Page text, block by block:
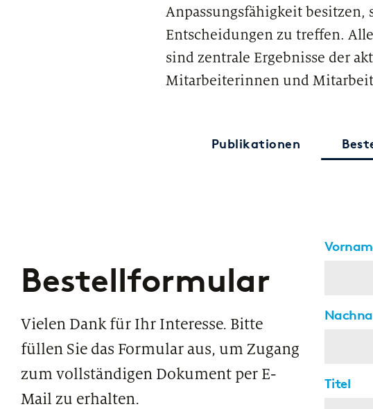
Anpassungsfähigkeit
Entscheidungen zu treffen.
sind zentrale Ergebnisse der
Mitarbeiterinnen und
Publikationen
Bestellformular
Vielen Dank für Ihr Interesse. Bitte
füllen Sie das Formular aus, um Zugang
zum vollständigen Dokument per E-
Mail zu erhalten.
Titel